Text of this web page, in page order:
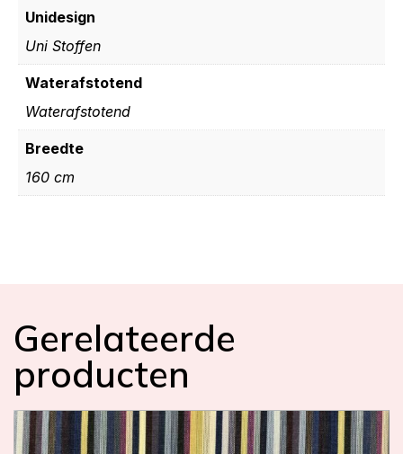
Unidesign
Uni Stoffen
Waterafstotend
Waterafstotend
Breedte
160 cm
Gerelateerde
producten